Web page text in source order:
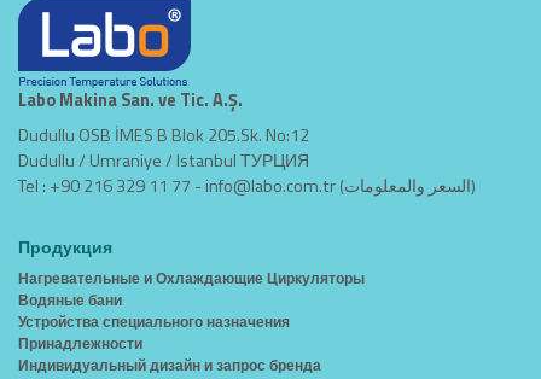
Labo Makina San. ve Tic. A.Ş.
Dudullu OSB İMES B Blok 205.Sk. No:12
Dudullu / Umraniye / Istanbul ТУРЦИЯ
Tel : +90 216 329 11 77 -info@labo.com.tr (السعر والمعلومات)
Продукция
Нагревательные и Охлаждающие Циркуляторы
Водяные бани
Устройства специального назначения
Принадлежности
Индивидуальный дизайн и запрос бренда